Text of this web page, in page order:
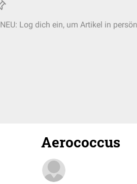
NEU: Log dich ein, um Artikel in
Aerococcus